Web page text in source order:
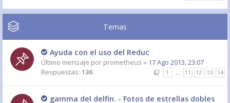
Temas
Ayuda con el uso del Reduc
Último mensaje por prometheus « 17 Ago 2013, 23:07
Respuestas: 136 1 … 11 12 13 14
gamma del delfin. - Fotos de estrellas dobles